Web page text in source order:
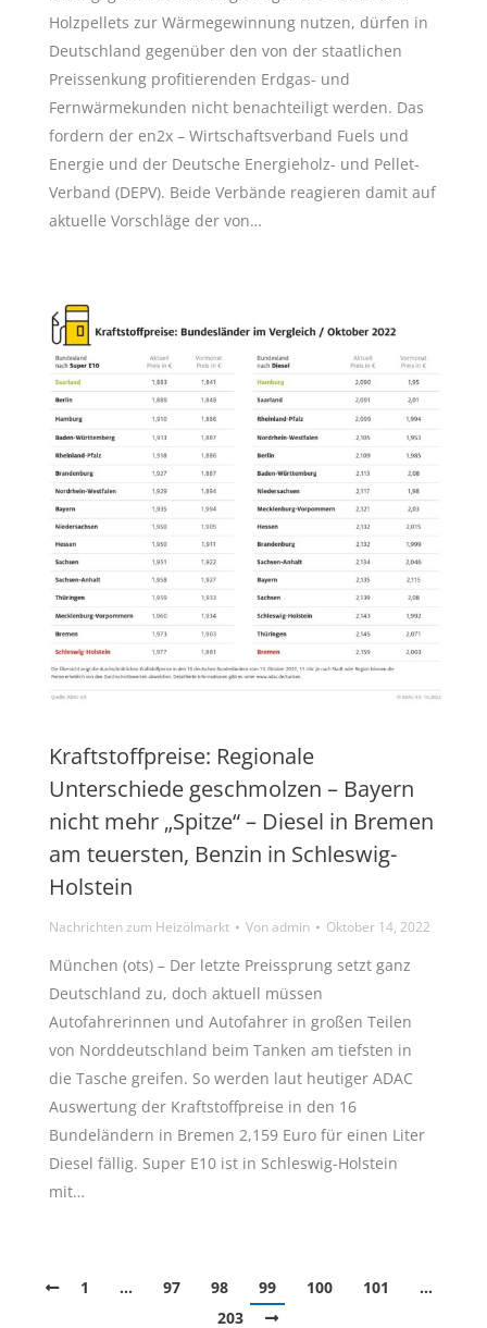
Holzpellets zur Wärmegewinnung nutzen, dürfen in
Deutschland gegenüber den von der staatlichen
Preissenkung profitierenden Erdgas- und
Fernwärmekunden nicht benachteiligt werden. Das
fordern der en2x – Wirtschaftsverband Fuels und
Energie und der Deutsche Energieholz- und Pellet-
Verband (DEPV). Beide Verbände reagieren damit auf
aktuelle Vorschläge der von…
Kraftstoffpreise: Regionale
Unterschiede geschmolzen – Bayern
nicht mehr „Spitze“ – Diesel in Bremen
am teuersten, Benzin in Schleswig-
Holstein
Nachrichten zum Heizölmarkt Vonadmin Oktober 14, 2022
München (ots) – Der letzte Preissprung setzt ganz
Deutschland zu, doch aktuell müssen
Autofahrerinnen und Autofahrer in großen Teilen
von Norddeutschland beim Tanken am tiefsten in
die Tasche greifen. So werden laut heutiger ADAC
Auswertung der Kraftstoffpreise in den 16
Bundeländern in Bremen 2,159 Euro für einen Liter
Diesel fällig. Super E10 ist in Schleswig-Holstein
mit…
1 … 97 98 99 100 101
…
203